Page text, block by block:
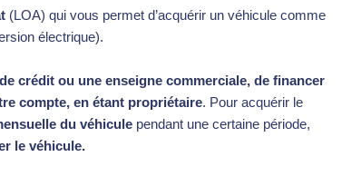
(LOA) qui vous permet d’acquérir un véhicule comme
électrique).
crédit ou une enseigne commerciale, de financer
compte, en étant propriétaire. Pour acquérir le
du véhicule pendant une certaine période,
le véhicule.